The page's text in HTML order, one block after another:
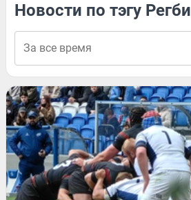
Новости по тэгу Регби